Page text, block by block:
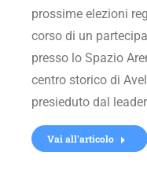
prossime elezioni
corso di un
presso lo Spazio
centro storico di
presieduto dal
Vai all'articolo